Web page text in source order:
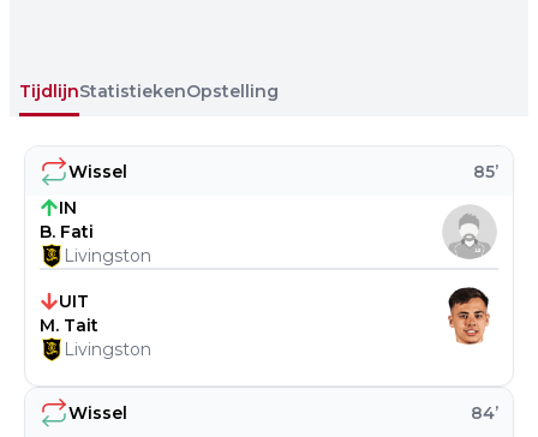
TijdlijnStatistiekenOpstelling
Wissel 84’
Wissel 85’
IN
B. Fati
Livingston
UIT
M. Tait
Livingston